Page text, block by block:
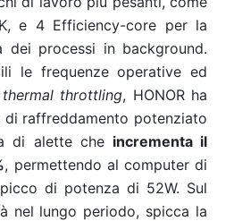
e 4 Efficiency-core per la
dei processi in background.
le frequenze operative ed
thermal throttling, HONOR ha
di raffreddamento potenziato
di alette che incrementa il
, permettendo al computer di
di potenza di 52W. Sul
nel lungo periodo, spicca la